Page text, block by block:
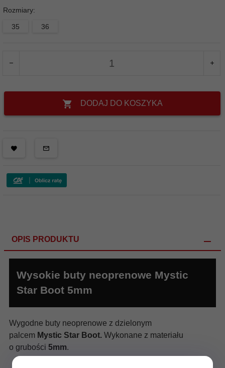
Rozmiary:
35 36
DODAJ DO KOSZYKA
OPIS PRODUKTU
Wysokie buty neoprenowe Mystic
Star Boot 5mm
Wygodne buty neoprenowe z dzielonym
palcem Mystic Star Boot. Wykonane z materiału
o grubości 5mm.